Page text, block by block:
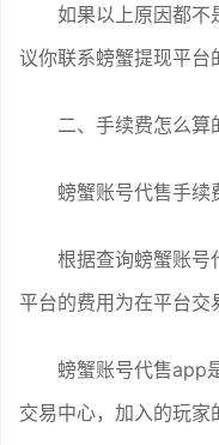
如果以上原因都不
议你联系螃蟹提现平台
二、手续费怎么算
螃蟹账号代售手续
根据查询螃蟹账号
平台的费用为在平台交
螃蟹账号代售app
交易中心，加入的玩家